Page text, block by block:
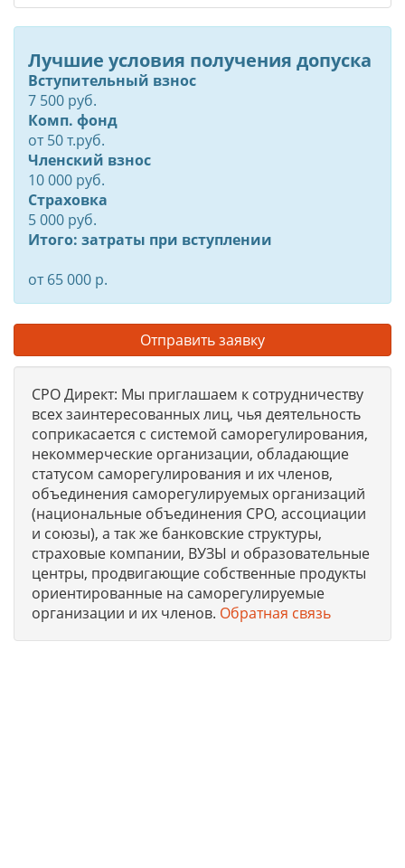
Лучшие условия получения допуска
Вступительный взнос
7 500 руб.
Комп. фонд
от50т.руб.
Членский взнос
10 000 руб.
Страховка
5 000 руб.
Итого: затраты при вступлении
от 65 000 р.
Отправить заявку
СРО Директ: Мы приглашаем к сотрудничеству
всех заинтересованных лиц, чья деятельность
соприкасается с системой саморегулирования,
некоммерческие организации, обладающие
статусом саморегулирования и их членов,
объединения саморегулируемых организаций
(национальные объединения СРО, ассоциации
и союзы), а так же банковские структуры,
страховые компании, ВУЗЫ и образовательные
центры, продвигающие собственные продукты
ориентированные на саморегулируемые
организации и их членов. Обратная связь